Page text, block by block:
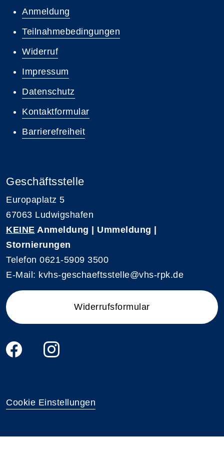
Anmeldung
Teilnahmebedingungen
Widerruf
Impressum
Datenschutz
Kontaktformular
Barrierefreiheit
Geschäftsstelle
Europaplatz 5
67063 Ludwigshafen
KEINE Anmeldung | Ummeldung |
Stornierungen
Telefon 0621-5909 3500
E-Mail: kvhs-geschaeftsstelle@vhs-rpk.de
Widerrufsformular
Cookie Einstellungen